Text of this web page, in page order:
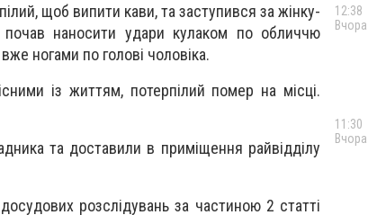
щоб випити кави, та заступився за жінку-
наносити удари кулаком по обличчю
ногами по голові чоловіка.
із життям, потерпілий помер на місці.
та доставили в приміщення райвідділу
розслідувань за частиною 2 статті
12:38
Вчора
11:30
Вчора